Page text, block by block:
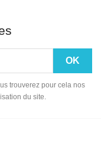
trouverez pour cela nos
du site.